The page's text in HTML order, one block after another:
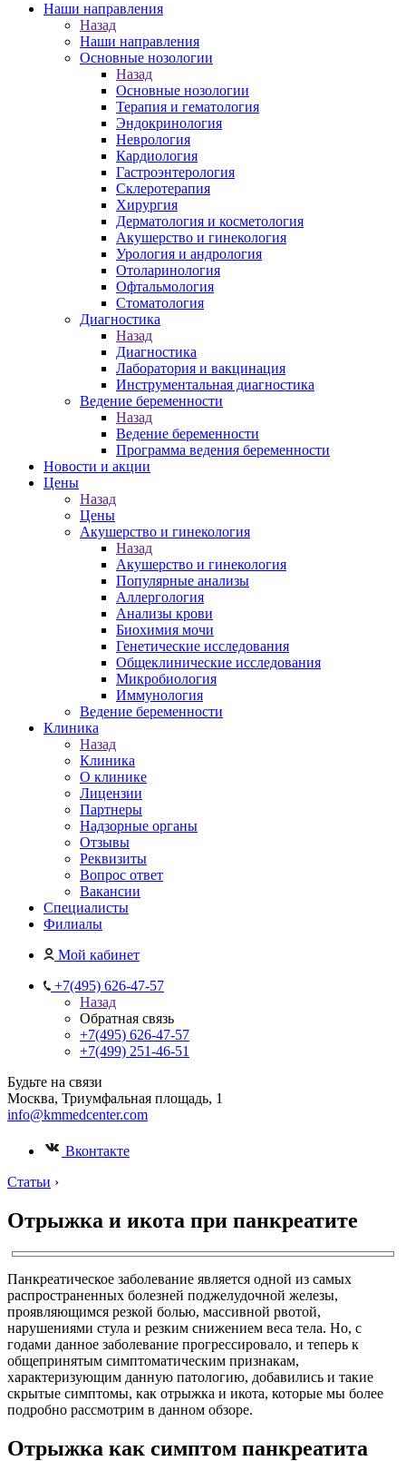
Наши направления
Назад
Наши направления
Основные нозологии
Назад
Основные нозологии
Терапия и гематология
Эндокринология
Неврология
Кардиология
Гастроэнтерология
Склеротерапия
Хирургия
Дерматология и косметология
Акушерство и гинекология
Урология и андрология
Отоларинология
Офтальмология
Стоматология
Диагностика
Назад
Диагностика
Лаборатория и вакцинация
Инструментальная диагностика
Ведение беременности
Назад
Ведение беременности
Программа ведения беременности
Новости и акции
Цены
Назад
Цены
Акушерство и гинекология
Назад
Акушерство и гинекология
Популярные анализы
Аллергология
Анализы крови
Биохимия мочи
Генетические исследования
Общеклинические исследования
Микробиология
Иммунология
Ведение беременности
Клиника
Назад
Клиника
О клинике
Лицензии
Партнеры
Надзорные органы
Отзывы
Реквизиты
Вопрос ответ
Вакансии
Специалисты
Филиалы
Мой кабинет
+7(495) 626-47-57
Назад
Обратная связь
+7(495) 626-47-57
+7(499) 251-46-51
Будьте на связи
Москва, Триумфальная площадь, 1
info@kmmedcenter.com
Вконтакте
Статьи ›
Отрыжка и икота при панкреатите
Панкреатическое заболевание является одной из самых
распространенных болезней поджелудочной железы,
проявляющимся резкой болью, массивной рвотой,
нарушениями стула и резким снижением веса тела. Но, с
годами данное заболевание прогрессировало, и теперь к
общепринятым симптоматическим признакам,
характеризующим данную патологию, добавились и такие
скрытые симптомы, как отрыжка и икота, которые мы более
подробно рассмотрим в данном обзоре.
Отрыжка как симптом панкреатита